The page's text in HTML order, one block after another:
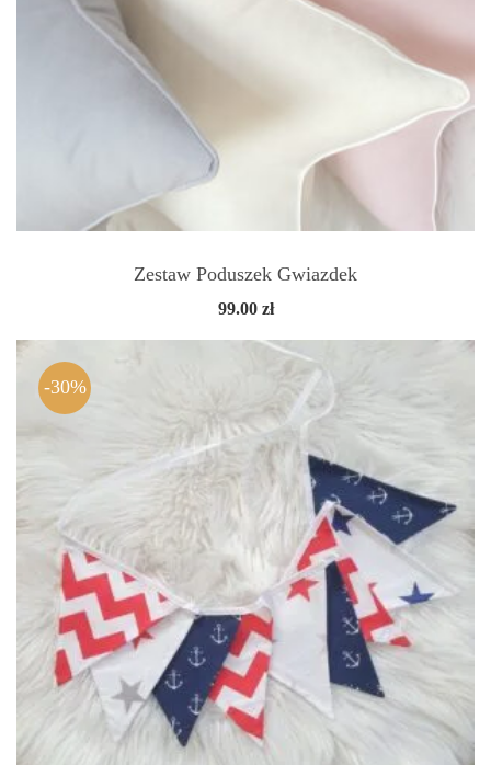
Zestaw Poduszek Gwiazdek
99.00 zł
-30%